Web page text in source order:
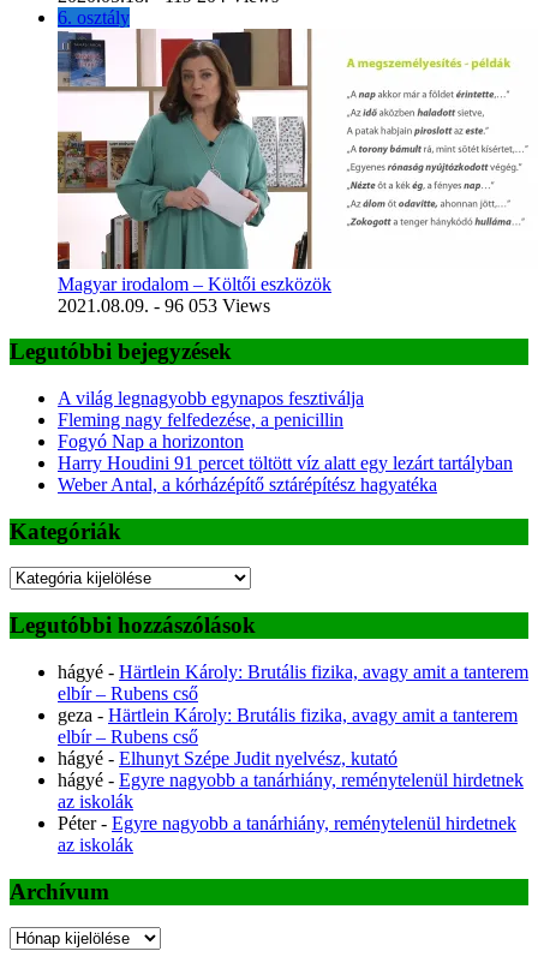
6. osztály
Magyar irodalom – Költői eszközök
2021.08.09. - 96 053 Views
Legutóbbi bejegyzések
A világ legnagyobb egynapos fesztiválja
Fleming nagy felfedezése, a penicillin
Fogyó Nap a horizonton
Harry Houdini 91 percet töltött víz alatt egy lezárt tartályban
Weber Antal, a kórházépítő sztárépítész hagyatéka
Kategóriák
Kategóriák
Legutóbbi hozzászólások
hágyé - Härtlein Károly: Brutális fizika, avagy amit a tanterem
elbír – Rubens cső
geza - Härtlein Károly: Brutális fizika, avagy amit a tanterem
elbír – Rubens cső
hágyé - Elhunyt Szépe Judit nyelvész, kutató
hágyé - Egyre nagyobb a tanárhiány, reménytelenül hirdetnek
az iskolák
Péter- Egyre nagyobb a tanárhiány, reménytelenül hirdetnek
az iskolák
Archívum
Archívum